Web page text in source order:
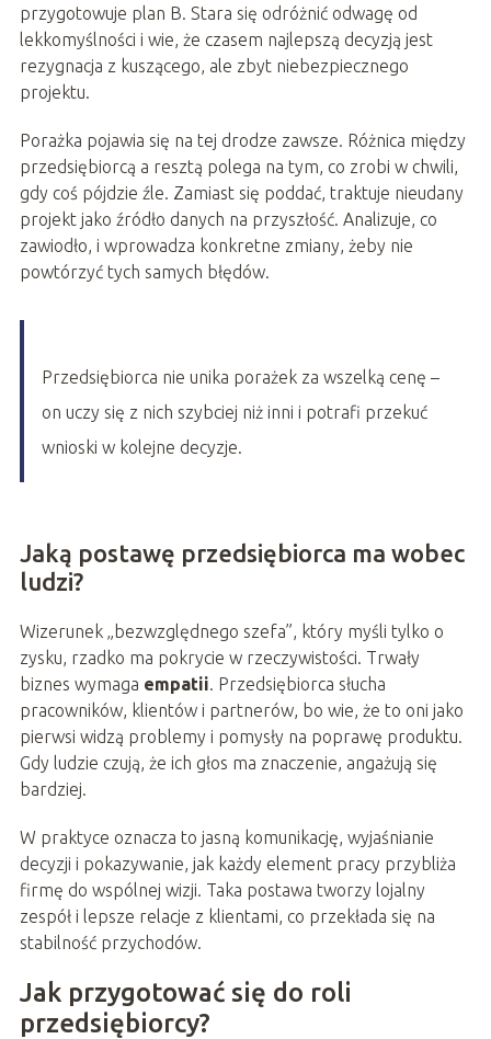
przygotowuje plan B. Stara się odróżnić odwagę od
lekkomyślności i wie, że czasem najlepszą decyzją jest
rezygnacja z kuszącego, ale zbyt niebezpiecznego
projektu.
Porażka pojawia się na tej drodze zawsze. Różnica między
przedsiębiorcą a resztą polega na tym, co zrobi w chwili,
gdy coś pójdzie źle. Zamiast się poddać, traktuje nieudany
projekt jako źródło danych na przyszłość. Analizuje, co
zawiodło, i wprowadza konkretne zmiany, żeby nie
powtórzyć tych samych błędów.
Przedsiębiorca nie unika porażek za wszelką cenę –
on uczy się z nich szybciej niż inni i potrafi przekuć
wnioski w kolejne decyzje.
Jaką postawę przedsiębiorca ma wobec
ludzi?
Wizerunek „bezwzględnego szefa”, który myśli tylko o
zysku, rzadko ma pokrycie w rzeczywistości. Trwały
biznes wymaga empatii. Przedsiębiorca słucha
pracowników, klientów i partnerów, bo wie, że to oni jako
pierwsi widzą problemy i pomysły na poprawę produktu.
Gdy ludzie czują, że ich głos ma znaczenie, angażują się
bardziej.
W praktyce oznacza to jasną komunikację, wyjaśnianie
decyzji i pokazywanie, jak każdy element pracy przybliża
firmę do wspólnej wizji. Taka postawa tworzy lojalny
zespół i lepsze relacje z klientami, co przekłada się na
stabilność przychodów.
Jak przygotować się do roli
przedsiębiorcy?